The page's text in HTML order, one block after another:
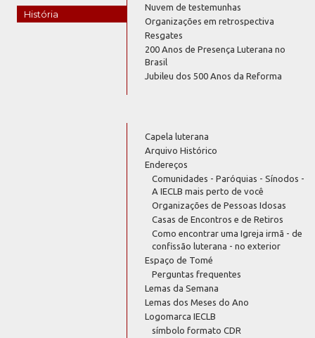
História
Nuvem de testemunhas
Organizações em retrospectiva
Resgates
200 Anos de Presença Luterana no
Brasil
Jubileu dos 500 Anos da Reforma
Capela luterana
Arquivo Histórico
Endereços
Comunidades - Paróquias - Sínodos -
A IECLB mais perto de você
Organizações de Pessoas Idosas
Casas de Encontros e de Retiros
Como encontrar uma Igreja irmã - de
confissão luterana - no exterior
Espaço de Tomé
Perguntas frequentes
Lemas da Semana
Lemas dos Meses do Ano
Logomarca IECLB
símbolo formato CDR